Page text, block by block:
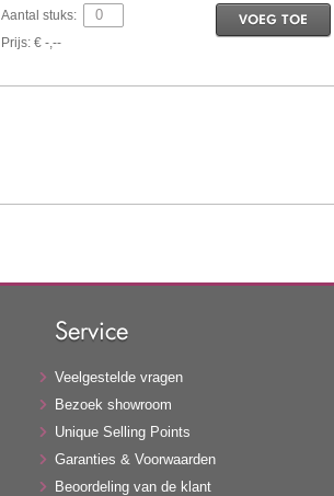
Aantal stuks:
Prijs: € -,--
VOEG TOE
Service
Veelgestelde vragen
Bezoek showroom
Unique Selling Points
Garanties & Voorwaarden
Beoordeling van de klant